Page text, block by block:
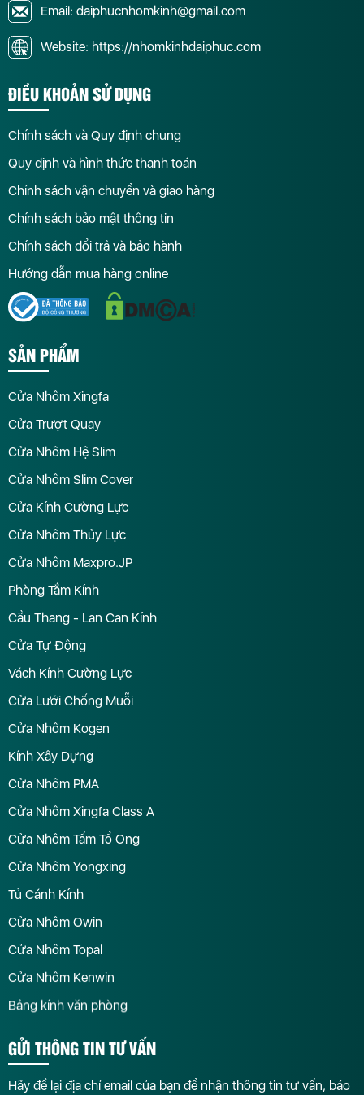
Email: daiphucnhomkinh@gmail.com
Website: https://nhomkinhdaiphuc.com
ĐIỀU KHOẢN SỬ DỤNG
Chính sách và Quy định chung
Quy định và hình thức thanh toán
Chính sách vận chuyển và giao hàng
Chính sách bảo mật thông tin
Chính sách đổi trả và bảo hành
Hướng dẫn mua hàng online
SẢN PHẨM
Cửa Nhôm Xingfa
Cửa Trượt Quay
Cửa Nhôm Hệ Slim
Cửa Nhôm Slim Cover
Cửa Kính Cường Lực
Cửa Nhôm Thủy Lực
Cửa Nhôm Maxpro.JP
Phòng Tắm Kính
Cầu Thang - Lan Can Kính
Cửa Tự Động
Vách Kính Cường Lực
Cửa Lưới Chống Muỗi
Cửa Nhôm Kogen
Kính Xây Dựng
Cửa Nhôm PMA
Cửa Nhôm Xingfa Class A
Cửa Nhôm Tấm Tổ Ong
Cửa Nhôm Yongxing
Tủ Cánh Kính
Cửa Nhôm Owin
Cửa Nhôm Topal
Cửa Nhôm Kenwin
Bảng kính văn phòng
GỬI THÔNG TIN TƯ VẤN
Hãy để lại địa chỉ email của bạn để nhận thông tin tư vấn, báo